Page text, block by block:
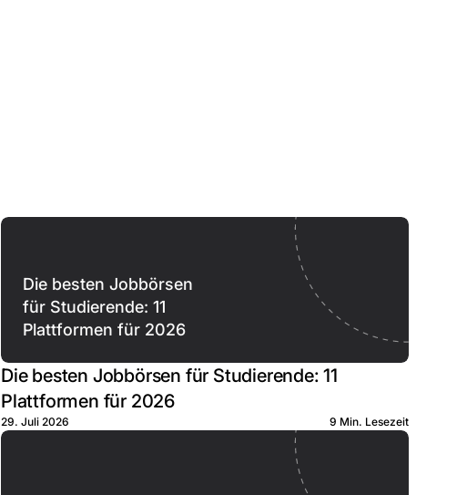
Die besten Jobbörsen
für Studierende: 11
Plattformen für 2026
Die besten Jobbörsen für Studierende: 11
Plattformen für 2026
29. Juli 2026 9 Min. Lesezeit